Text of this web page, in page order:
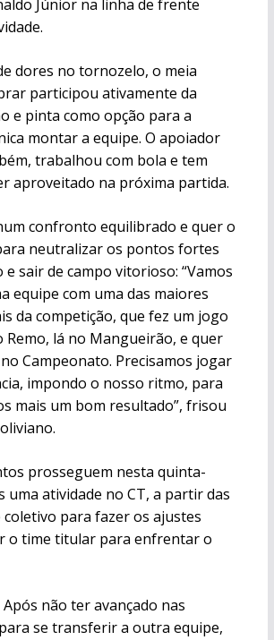
Júnior na linha de frente
dores no tornozelo, o meia
participou ativamente da
e pinta como opção para a
montar a equipe. O apoiador
trabalhou com bola e tem
aproveitado na próxima partida.
confronto equilibrado e quer o
neutralizar os pontos fortes
sair de campo vitorioso: “Vamos
equipe com uma das maiores
da competição, que fez um jogo
lá no Mangueirão, e quer
Campeonato. Precisamos jogar
impondo o nosso ritmo, para
mais um bom resultado”, frisou
prosseguem nesta quinta-
uma atividade no CT, a partir das
coletivo para fazer os ajustes
o time titular para enfrentar o
Após não ter avançado nas
se transferir a outra equipe,